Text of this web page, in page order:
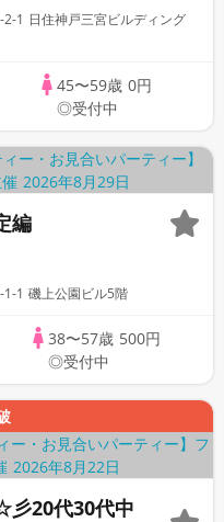
1 日住神戸三宮ビルディング
45〜59歳 0円
◎受付中
編
1 磯上公園ビル5階
38〜57歳 500円
◎受付中
彡20代30代中